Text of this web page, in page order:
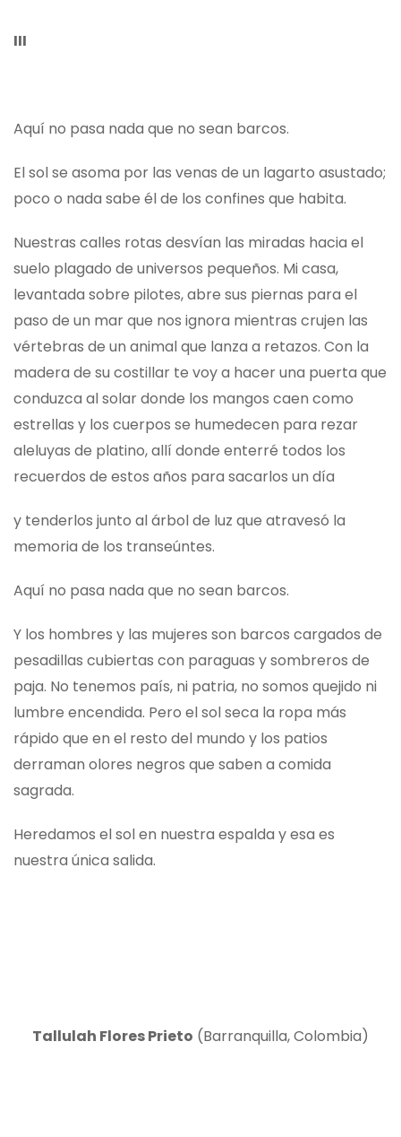
III
Aquí no pasa nada que no sean barcos.
El sol se asoma por las venas de un lagarto asustado;
poco o nada sabe él de los confines que habita.
Nuestras calles rotas desvían las miradas hacia el
suelo plagado de universos pequeños. Mi casa,
levantada sobre pilotes, abre sus piernas para el
paso de un mar que nos ignora mientras crujen las
vértebras de un animal que lanza a retazos. Con la
madera de su costillar te voy a hacer una puerta que
conduzca al solar donde los mangos caen como
estrellas y los cuerpos se humedecen para rezar
aleluyas de platino, allí donde enterré todos los
recuerdos de estos años para sacarlos un día
y tenderlos junto al árbol de luz que atravesó la
memoria de los transeúntes.
Aquí no pasa nada que no sean barcos.
Y los hombres y las mujeres son barcos cargados de
pesadillas cubiertas con paraguas y sombreros de
paja. No tenemos país, ni patria, no somos quejido ni
lumbre encendida. Pero el sol seca la ropa más
rápido que en el resto del mundo y los patios
derraman olores negros que saben a comida
sagrada.
Heredamos el sol en nuestra espalda y esa es
nuestra única salida.
Tallulah Flores Prieto (Barranquilla, Colombia)